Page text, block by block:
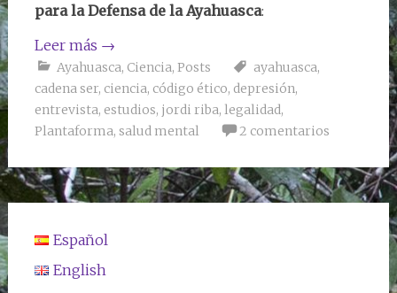
para la Defensa de la Ayahuasca:
Leer más →
Ayahuasca, Ciencia, Posts ayahuasca,
cadena ser, ciencia, código ético, depresión,
entrevista, estudios, jordi riba, legalidad,
Plantaforma, salud mental 2 comentarios
Español
English